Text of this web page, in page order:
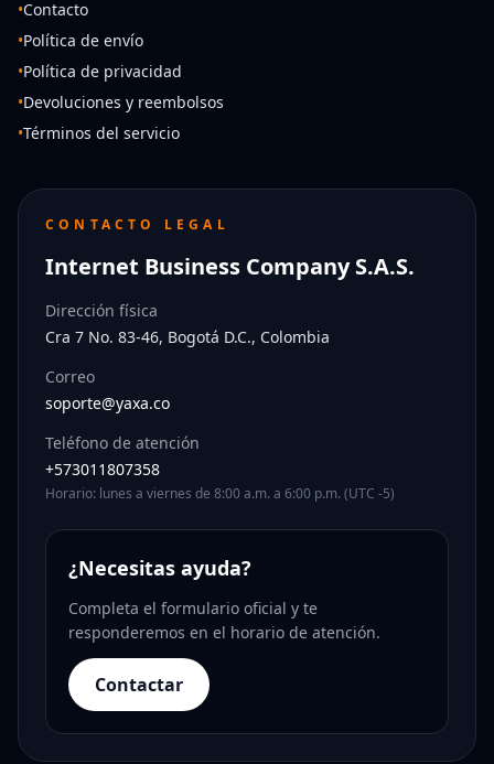
•Contacto
•Política de envío
•Política de privacidad
•Devoluciones y reembolsos
•Términos del servicio
CONTACTO LEGAL
Internet Business Company S.A.S.
Dirección física
Cra 7 No. 83-46, Bogotá D.C., Colombia
Correo
soporte@yaxa.co
Teléfono de atención
+573011807358
Horario: lunes a viernes de 8:00 a.m. a 6:00 p.m. (UTC -5)
¿Necesitas ayuda?
Completa el formulario oficial y te
responderemos en el horario de atención.
Contactar